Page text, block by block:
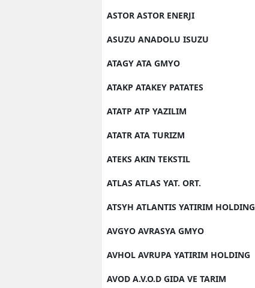
ASTOR ASTOR ENERJI
ASUZU ANADOLU ISUZU
ATAGY ATA GMYO
ATAKP ATAKEY PATATES
ATATP ATP YAZILIM
ATATR ATA TURIZM
ATEKS AKIN TEKSTIL
ATLAS ATLAS YAT. ORT.
ATSYH ATLANTIS YATIRIM HOLDING
AVGYO AVRASYA GMYO
AVHOL AVRUPA YATIRIM HOLDING
AVOD A.V.O.D GIDA VE TARIM